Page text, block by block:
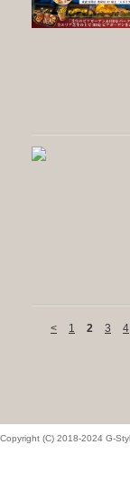
< 1 2 3 4
Copyright (C) 2018-2024 G-